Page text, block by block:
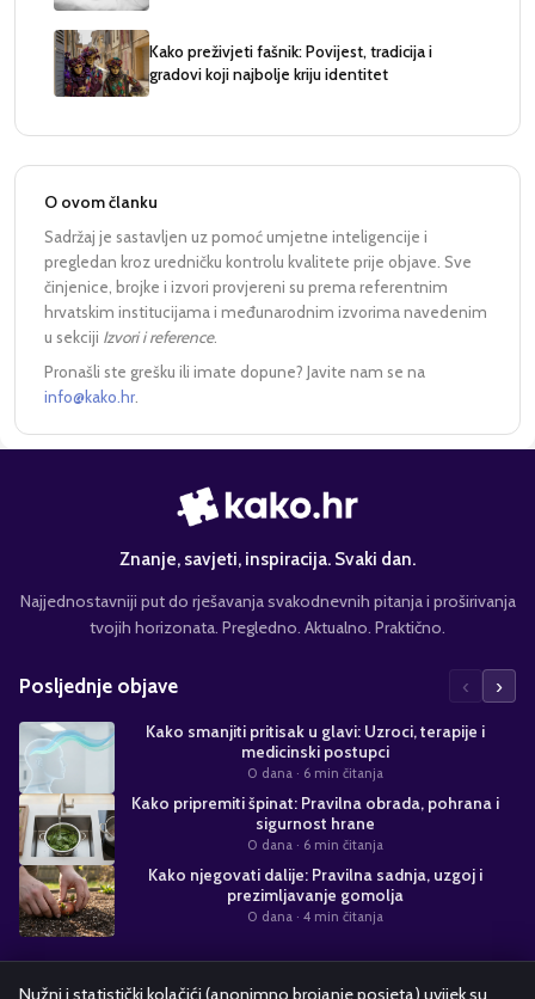
Kako preživjeti fašnik: Povijest, tradicija i
gradovi koji najbolje kriju identitet
O ovom članku
Sadržaj je sastavljen uz pomoć umjetne inteligencije i
pregledan kroz uredničku kontrolu kvalitete prije objave. Sve
činjenice, brojke i izvori provjereni su prema referentnim
hrvatskim institucijama i međunarodnim izvorima navedenim
u sekciji Izvori i reference.
Pronašli ste grešku ili imate dopune? Javite nam se na
info@kako.hr.
Znanje, savjeti, inspiracija. Svaki dan.
Najjednostavniji put do rješavanja svakodnevnih pitanja i proširivanja
tvojih horizonata. Pregledno. Aktualno. Praktično.
Posljednje objave ‹ ›
Kako smanjiti pritisak u glavi: Uzroci, terapije i
medicinski postupci
0 dana · 6 min čitanja
Kako pripremiti špinat: Pravilna obrada, pohrana i
sigurnost hrane
0 dana · 6 min čitanja
Kako njegovati dalije: Pravilna sadnja, uzgoj i
prezimljavanje gomolja
0 dana · 4 min čitanja
Suradnja s nama
Nužni i statistički kolačići (anonimno brojanje posjeta) uvijek su